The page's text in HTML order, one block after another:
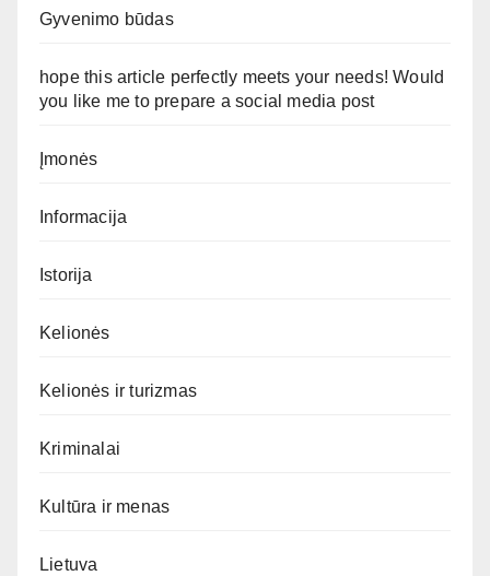
Gyvenimo būdas
hope this article perfectly meets your needs! Would
you like me to prepare a social media post
Įmonės
Informacija
Istorija
Kelionės
Kelionės ir turizmas
Kriminalai
Kultūra ir menas
Lietuva